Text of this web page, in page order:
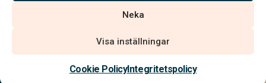
Neka
Visa inställningar
Cookie PolicyIntegritetspolicy
Kontakta oss
Vi är auktoriserade av Sveriges Begravningsbyråers Förbund och
har högt ställda krav på utbildning, kvalitet, miljö och arbetsmiljö.